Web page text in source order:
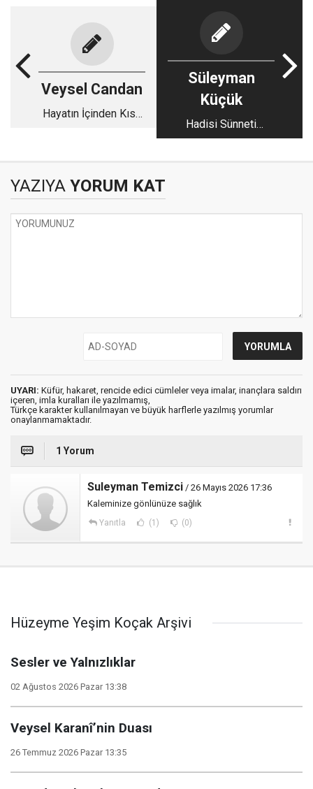
Veysel Candan
Hayatın İçinden Kısa
Süleyman
Küçük
Hadisi Sünneti
Kimden
YAZIYA YORUM KAT
UYARI: Küfür, hakaret, rencide edici cümleler veya imalar, inançlara saldırı
içeren, imla kuralları ile yazılmamış,
Türkçe karakter kullanılmayan ve büyük harflerle yazılmış yorumlar
onaylanmamaktadır.
1 Yorum
Suleyman Temizci / 26 Mayıs 2026 17:36
Kaleminize gönlünüze sağlık
Yanıtla (1) (0)
Hüzeyme Yeşim Koçak Arşivi
Sesler ve Yalnızlıklar
02 Ağustos 2026 Pazar 13:38
Veysel Karanî’nin Duası
26 Temmuz 2026 Pazar 13:35